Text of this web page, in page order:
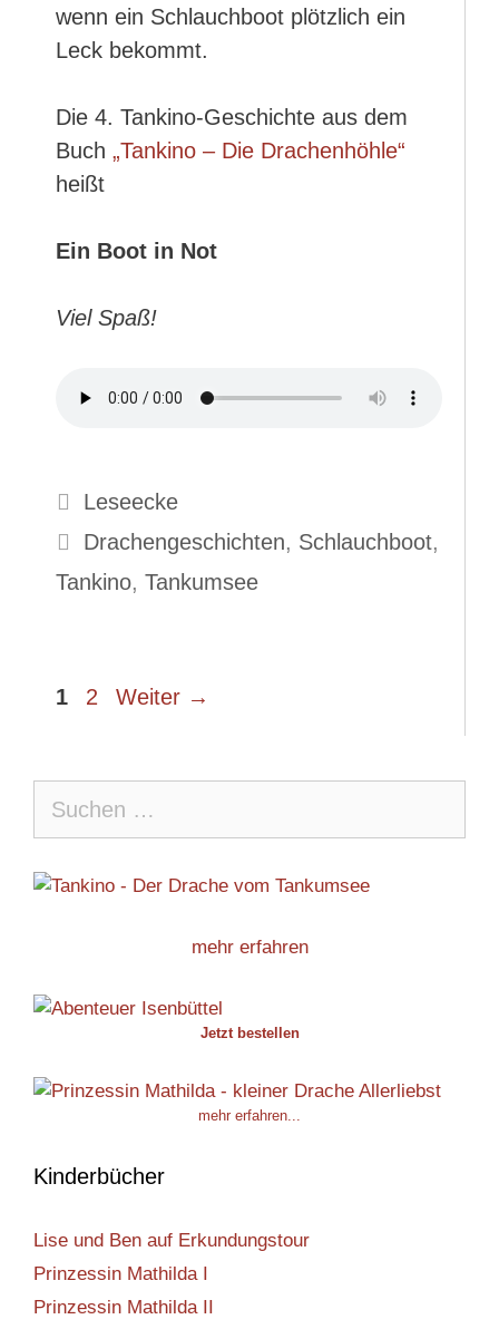
wenn ein Schlauchboot plötzlich ein
Leck bekommt.
Die 4. Tankino-Geschichte aus dem
Buch „Tankino – Die Drachenhöhle“
heißt
Ein Boot in Not
Viel Spaß!
Kategorien
Leseecke
Schlagwörter
Drachengeschichten, Schlauchboot,
Tankino, Tankumsee
Seite
1 Seite
2 Weiter →
nach:
mehr erfahren
Jetzt bestellen
mehr erfahren...
Kinderbücher
Lise und Ben auf Erkundungstour
Prinzessin Mathilda I
Prinzessin Mathilda II